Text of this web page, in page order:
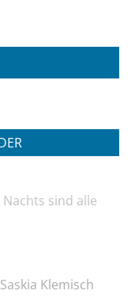
sind alle
Klemisch